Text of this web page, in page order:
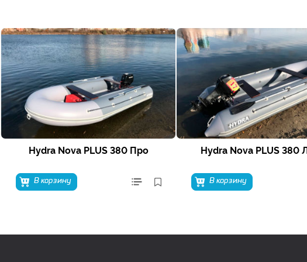
Hydra Nova PLUS 380 Про
В корзину
Hydra Nova PLUS 380
В корзину